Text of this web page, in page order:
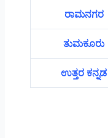
ರಾಮನಗರ
ತುಮಕೂರು
ಉತ್ತರ ಕನ್ನಡ